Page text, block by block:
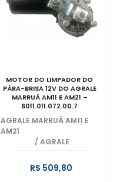
MOTOR DO LIMPADOR DO
PÁRA-BRISA 12V DO AGRALE
MARRUÁ AM11 E AM21 –
6011.011.072.00.7
AGRALE MARRUÁ AM11 E
AM21
/ AGRALE
R$ 509,80